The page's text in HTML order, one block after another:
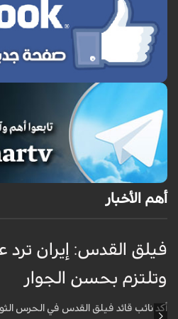
أهم الأخبار
فيلق القدس: إيران
وتلتزم بحسن الجوار
أكد نائب قائد فيلق القدس في الحرس